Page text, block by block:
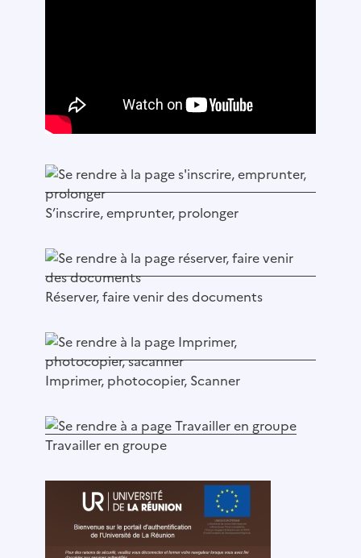
S’inscrire, emprunter, prolonger
Réserver, faire venir des documents
Imprimer, photocopier, Scanner
Travailler en groupe